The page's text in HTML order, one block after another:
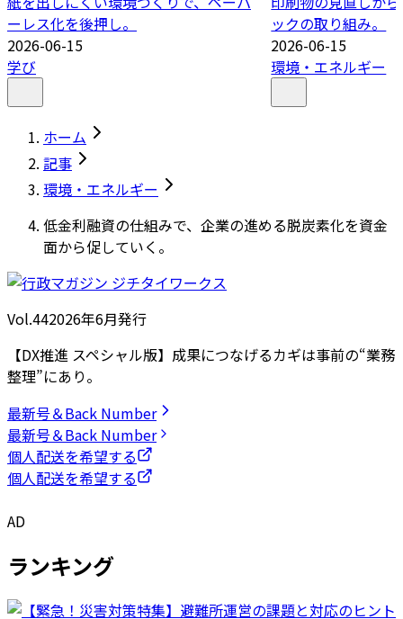
ーレス化を後押し。
2026-06-15
学び
ックの取り組み。
2026-06-15
環境・エネルギー
ホーム
記事
環境・エネルギー
低金利融資の仕組みで、企業の進める脱炭素化を資金
面から促していく。
Vol.442026年6月発行
【DX推進 スペシャル版】成果につなげるカギは事前の“業務
整理”にあり。
最新号＆Back Number
最新号＆Back Number
個人配送を希望する
個人配送を希望する
AD
ランキング